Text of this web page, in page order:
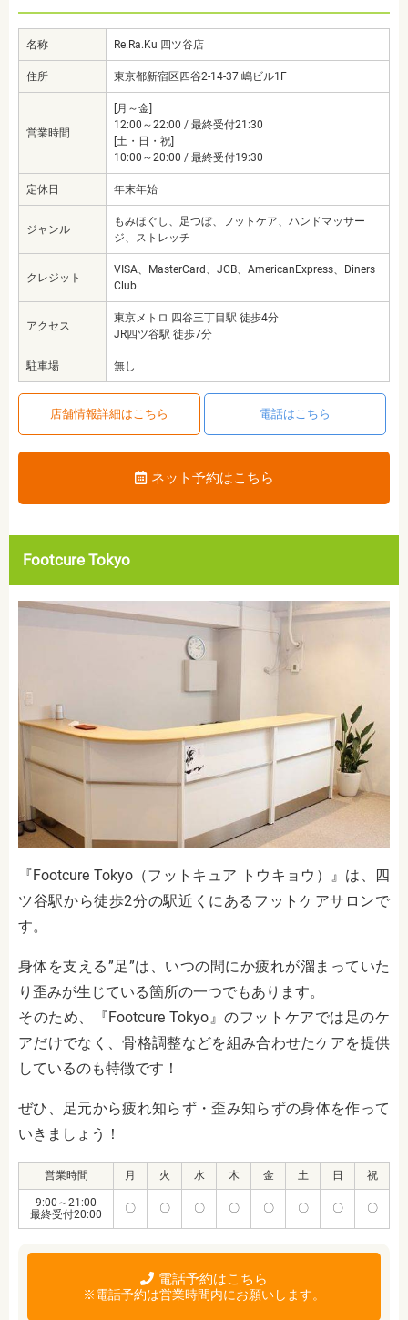
名称 Re.Ra.Ku 四ツ谷店
住所 東京都新宿区四谷2-14-37 嶋ビル1F
営業時間
[月～金]
12:00～22:00 / 最終受付21:30
[土・日・祝]
10:00～20:00 / 最終受付19:30
定休日 年末年始
ジャンル
もみほぐし、足つぼ、フットケア、ハンドマッサー
ジ、ストレッチ
クレジット
VISA、MasterCard、JCB、AmericanExpress、Diners
Club
アクセス
東京メトロ 四谷三丁目駅 徒歩4分
JR四ツ谷駅 徒歩7分
駐車場 無し
店舗情報詳細はこちら 電話はこちら
ネット予約はこちら
Footcure Tokyo
『Footcure Tokyo（フットキュア トウキョウ）』は、四
ツ谷駅から徒歩2分の駅近くにあるフットケアサロンで
す。
身体を支える”足”は、いつの間にか疲れが溜まっていた
り歪みが生じている箇所の一つでもあります。
そのため、『Footcure Tokyo』のフットケアでは足のケ
アだけでなく、骨格調整などを組み合わせたケアを提供
しているのも特徴です！
ぜひ、足元から疲れ知らず・歪み知らずの身体を作って
いきましょう！
営業時間 月 火 水 木 金 土 日 祝
9:00～21:00
最終受付20:00
〇 〇 〇 〇 〇 〇 〇 〇
電話予約はこちら
※電話予約は営業時間内にお願いします。